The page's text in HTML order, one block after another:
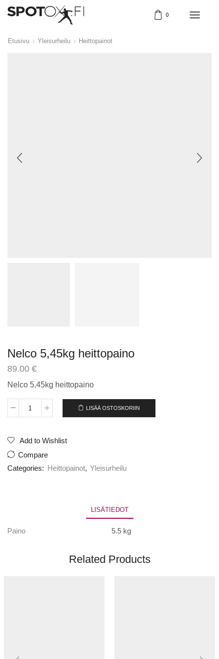
0
Etusivu Yleisurheilu Heittopainot
Nelco 5,45kg heittopaino
89.00 €
Nelco 5,45kg heittopaino
Nelco
määrä
LISÄÄ OSTOSKORIIN
Add to Wishlist
Compare
Categories:
Heittopainot, Yleisurheilu
LISÄTIEDOT
Paino 5.5 kg
Related Products